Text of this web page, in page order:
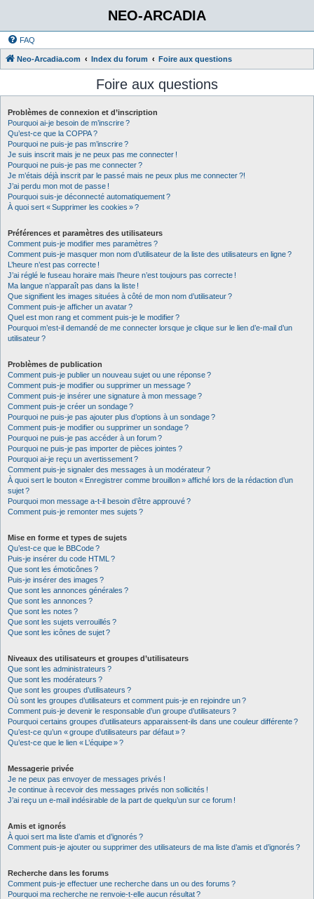
NEO-ARCADIA
FAQ
Neo-Arcadia.com Index du forum Foire aux questions
Foire aux questions
Problèmes de connexion et d’inscription
Pourquoi ai-je besoin de m’inscrire ?
Qu’est-ce que la COPPA ?
Pourquoi ne puis-je pas m’inscrire ?
Je suis inscrit mais je ne peux pas me connecter !
Pourquoi ne puis-je pas me connecter ?
Je m’étais déjà inscrit par le passé mais ne peux plus me connecter ?!
J’ai perdu mon mot de passe !
Pourquoi suis-je déconnecté automatiquement ?
À quoi sert « Supprimer les cookies » ?
Préférences et paramètres des utilisateurs
Comment puis-je modifier mes paramètres ?
Comment puis-je masquer mon nom d’utilisateur de la liste des utilisateurs en ligne ?
L’heure n’est pas correcte !
J’ai réglé le fuseau horaire mais l’heure n’est toujours pas correcte !
Ma langue n’apparaît pas dans la liste !
Que signifient les images situées à côté de mon nom d’utilisateur ?
Comment puis-je afficher un avatar ?
Quel est mon rang et comment puis-je le modifier ?
Pourquoi m’est-il demandé de me connecter lorsque je clique sur le lien d’e-mail d’un
utilisateur ?
Problèmes de publication
Comment puis-je publier un nouveau sujet ou une réponse ?
Comment puis-je modifier ou supprimer un message ?
Comment puis-je insérer une signature à mon message ?
Comment puis-je créer un sondage ?
Pourquoi ne puis-je pas ajouter plus d’options à un sondage ?
Comment puis-je modifier ou supprimer un sondage ?
Pourquoi ne puis-je pas accéder à un forum ?
Pourquoi ne puis-je pas importer de pièces jointes ?
Pourquoi ai-je reçu un avertissement ?
Comment puis-je signaler des messages à un modérateur ?
À quoi sert le bouton « Enregistrer comme brouillon » affiché lors de la rédaction d’un
sujet ?
Pourquoi mon message a-t-il besoin d’être approuvé ?
Comment puis-je remonter mes sujets ?
Mise en forme et types de sujets
Qu’est-ce que le BBCode ?
Puis-je insérer du code HTML ?
Que sont les émoticônes ?
Puis-je insérer des images ?
Que sont les annonces générales ?
Que sont les annonces ?
Que sont les notes ?
Que sont les sujets verrouillés ?
Que sont les icônes de sujet ?
Niveaux des utilisateurs et groupes d’utilisateurs
Que sont les administrateurs ?
Que sont les modérateurs ?
Que sont les groupes d’utilisateurs ?
Où sont les groupes d’utilisateurs et comment puis-je en rejoindre un ?
Comment puis-je devenir le responsable d’un groupe d’utilisateurs ?
Pourquoi certains groupes d’utilisateurs apparaissent-ils dans une couleur différente ?
Qu’est-ce qu’un « groupe d’utilisateurs par défaut » ?
Qu’est-ce que le lien « L’équipe » ?
Messagerie privée
Je ne peux pas envoyer de messages privés !
Je continue à recevoir des messages privés non sollicités !
J’ai reçu un e-mail indésirable de la part de quelqu’un sur ce forum !
Amis et ignorés
À quoi sert ma liste d’amis et d’ignorés ?
Comment puis-je ajouter ou supprimer des utilisateurs de ma liste d’amis et d’ignorés ?
Recherche dans les forums
Comment puis-je effectuer une recherche dans un ou des forums ?
Pourquoi ma recherche ne renvoie-t-elle aucun résultat ?